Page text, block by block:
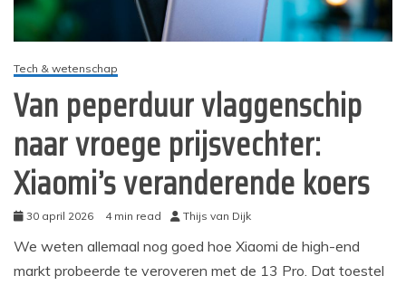
Tech & wetenschap
Van peperduur vlaggenschip
naar vroege prijsvechter:
Xiaomi’s veranderende koers
30 april 2026 4 min read Thijs van Dijk
We weten allemaal nog goed hoe Xiaomi de high-end
markt probeerde te veroveren met de 13 Pro. Dat toestel